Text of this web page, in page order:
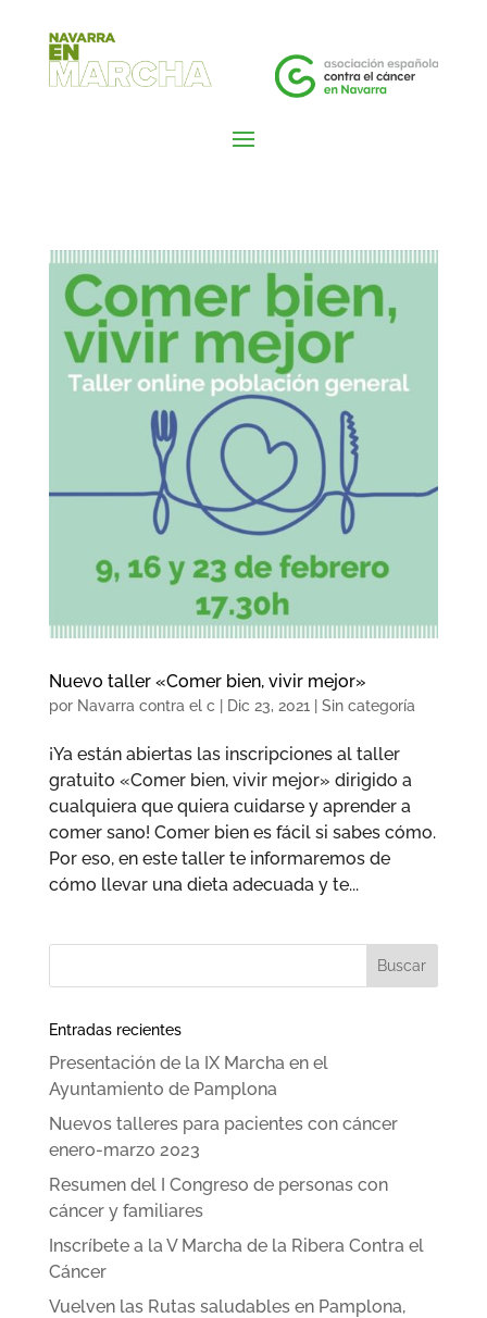
Nuevo taller «Comer bien, vivir mejor»
por Navarra contra el c Dic 23, 2021 Sin categoría
¡Ya están abiertas las inscripciones al taller
gratuito «Comer bien, vivir mejor» dirigido a
cualquiera que quiera cuidarse y aprender a
comer sano! Comer bien es fácil si sabes cómo.
Por eso, en este taller te informaremos de
cómo llevar una dieta adecuada y te...
Entradas recientes
Presentación de la IX Marcha en el
Ayuntamiento de Pamplona
Nuevos talleres para pacientes con cáncer
enero-marzo 2023
Resumen del I Congreso de personas con
cáncer y familiares
Inscríbete a la V Marcha de la Ribera Contra el
Cáncer
Vuelven las Rutas saludables en Pamplona,